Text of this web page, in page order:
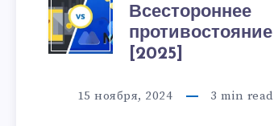
Всестороннее
противостояние
[2025]
15 ноября, 2024 3 min read